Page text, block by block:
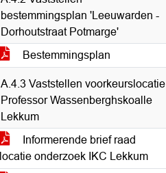
bestemmingsplan 'Leeuwarden -
Dorhoutstraat Potmarge'
Bestemmingsplan
A.4.3 Vaststellen voorkeurslocatie
Professor Wassenberghskoalle
Lekkum
Informerende brief raad
locatie onderzoek IKC Lekkum